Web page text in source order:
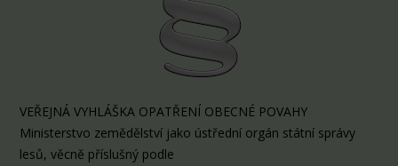
VEŘEJNÁ VYHLÁŠKA OPATŘENÍ OBECNÉ POVAHY
Ministerstvo zemědělství jako ústřední orgán státní správy
lesů, věcně příslušný podle